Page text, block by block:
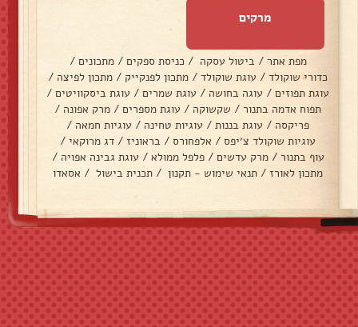
מרקים
מפת אתר / ביטול עסקה / כניסת ספקים / מתכונים /
כדורי שוקולד / עוגת שוקולד / מתכון לפנקייק / מתכון לפיצה /
עוגת תפוזים / עוגה בחושה / עוגת שמרים / עוגת ביסקוויטים /
תפוח אדמה בתנור / שקשוקה / עוגת מספרים / מרק אפונה /
פריקסה / עוגת בננות / עוגיות טחינה / עוגיות חמאה /
עוגיות שוקולד צ׳יפס / אלפחורס / בראוניז / דג מרוקאי /
עוף בתנור / מרק עדשים / פלפל ממולא / עוגת גבינה אפויה /
מתכון לאורז / תנאי שימוש - תקנון / תכנית בישול / אסאדו